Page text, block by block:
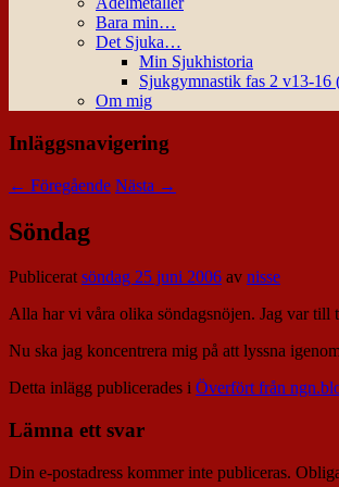
Bara min…
Det Sjuka…
Min Sjukhistoria
Sjukgymnastik fas 2 v13-16
Om mig
Inläggsnavigering
← Föregående Nästa →
Söndag
Publiceratsöndag 25 juni 2006 av nisse
Alla har vi våra olika söndagsnöjen. Jag var till
Nu ska jag koncentrera mig på att lyssna
Detta inlägg publicerades i Överfört från
Lämna ett svar
Din e-postadress kommer inte publiceras.